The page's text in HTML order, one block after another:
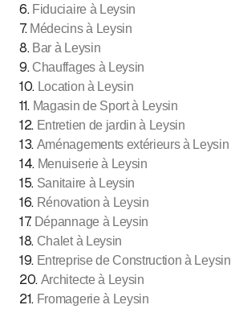
6. Fiduciaire à Leysin
7. Médecins à Leysin
8. Bar à Leysin
9. Chauffages à Leysin
10. Location à Leysin
11. Magasin de Sport à Leysin
12. Entretien de jardin à Leysin
13. Aménagements extérieurs à Leysin
14. Menuiserie à Leysin
15. Sanitaire à Leysin
16. Rénovation à Leysin
17. Dépannage à Leysin
18. Chalet à Leysin
19. Entreprise de Construction à Leysin
20. Architecte à Leysin
21. Fromagerie à Leysin